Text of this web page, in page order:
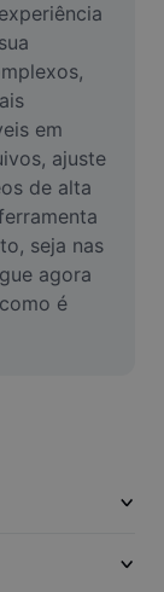
em
ajuste
de alta
seja nas
agora
é